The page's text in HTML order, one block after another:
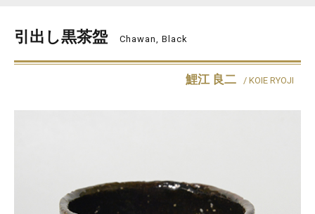
引出し黒茶盌 Chawan, Black
鯉江 良二 / KOIE RYOJI